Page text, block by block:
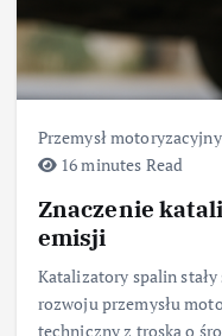
Przemysł motoryzacyjny
16 minutes Read
Znaczenie
emisji
Katalizatory spalin
rozwoju przemysłu
techniczny z troską o